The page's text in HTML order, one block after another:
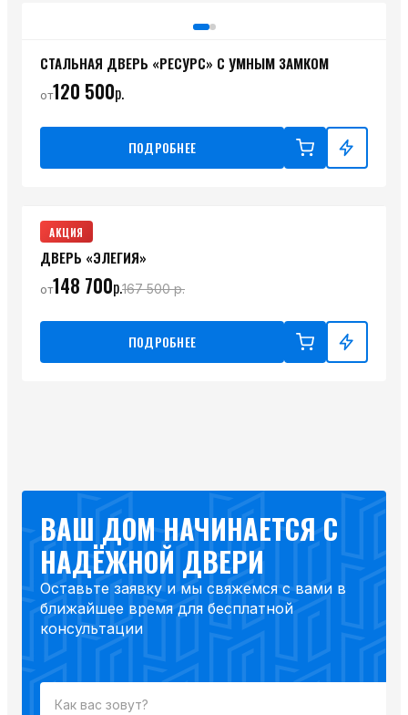
СТАЛЬНАЯ ДВЕРЬ «РЕСУРС» С УМНЫМ ЗАМКОМ
от120 500р.
ПОДРОБНЕЕ
АКЦИЯ
ДВЕРЬ «ЭЛЕГИЯ»
от148 700р.167 500р.
ПОДРОБНЕЕ
ВАШ ДОМ НАЧИНАЕТСЯ С
НАДЁЖНОЙ ДВЕРИ
Оставьте заявку и мы свяжемся с вами в
ближайшее время для бесплатной
консультации